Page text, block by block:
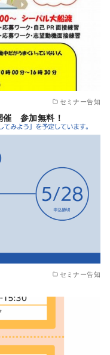
セミナー告知
催 参加無料！
セミナー告知